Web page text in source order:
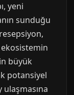
yeni
sunduğu
ekosistemin
büyük
potansiyel